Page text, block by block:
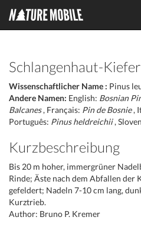
Schlangenhaut-Kiefer
Wissenschaftlicher Name : Pinus
Andere Namen: English: Bosnian
Balcanes, Français: Pin de Bosnie,
Português: Pinus heldreichii,
Kurzbeschreibung
Bis 20 m hoher, immergrüner
Rinde; Äste nach dem Abfallen der
gefeldert; Nadeln 7-10 cm lang,
Kurztrieb.
Author: Bruno P. Kremer